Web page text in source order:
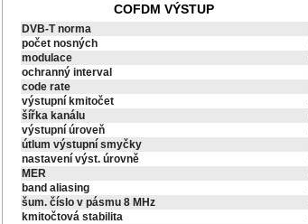
COFDM VÝSTUP
DVB-T norma
počet nosných
modulace
ochranný interval
code rate
výstupní kmitočet
šířka kanálu
výstupní úroveň
útlum výstupní smyčky
nastavení výst. úrovně
MER
band aliasing
šum. číslo v pásmu 8 MHz
kmitočtová stabilita